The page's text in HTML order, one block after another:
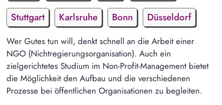
Wer Gutes tun will, denkt schnell an die Arbeit einer
NGO (Nichtregierungsorganisation). Auch ein
zielgerichtetes Studium im Non-Profit-Management bietet
die Möglichkeit den Aufbau und die verschiedenen
Prozesse bei öffentlichen Organisationen zu begleiten.
Stuttgart
Karlsruhe Bonn Düsseldorf